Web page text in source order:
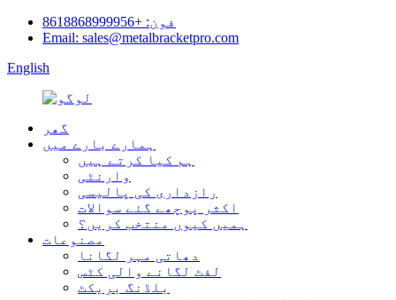
فون: +8618868999956
Email: sales@metalbracketpro.com
English
گھر
ہمارے بارے میں
ہم کیا کرتے ہیں
وارنٹی
رازداری کی پالیسی
اکثر پوچھے گئے سوالات
ہمیں کیوں منتخب کریں؟
مصنوعات
دھاتی مہر لگانا
لفٹ لگانے والی کٹس
بلڈنگ بریکٹ